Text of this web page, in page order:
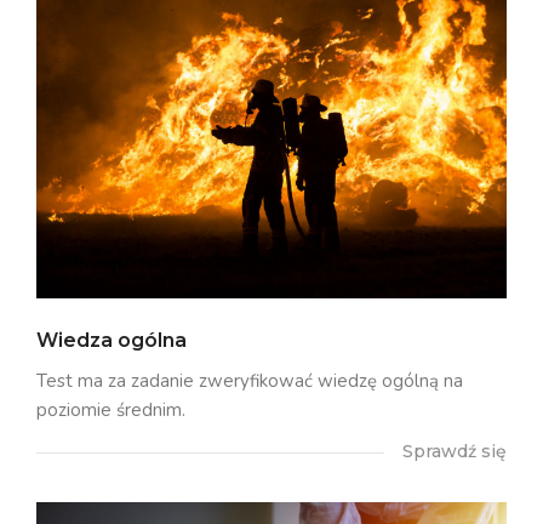
Wiedza ogólna
Test ma za zadanie zweryfikować wiedzę ogólną na
poziomie średnim.
Sprawdź się